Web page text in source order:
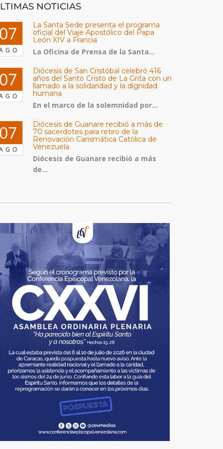
NOTICIAS
La Santa Sede presenta el programa
oficial del Viaje Apostólico del Papa
León XIV a Francia
La Oficina de Prensa de la Santa...
Diócesis de San Cristóbal celebró 416
años del Santo Cristo de La Grita con un
llamado a la solidaridad y la dignidad
humana
En el marco de la solemnidad por...
Diócesis de Guanare recibió a más de
70 sacerdotes para retiro de la
Renovación Carismática Católica de
Venezuela
Diócesis de Guanare recibió a más
de...